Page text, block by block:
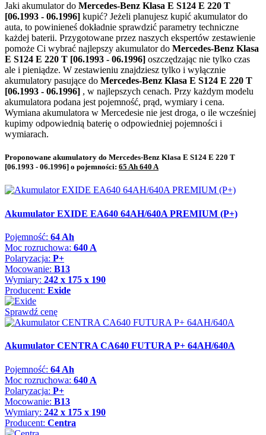
Jaki akumulator do Mercedes-Benz Klasa E S124 E 220 T
[06.1993 - 06.1996] kupić? Jeżeli planujesz kupić akumulator do
auta, to powinieneś dokładnie sprawdzić parametry techniczne
każdej baterii. Przygotowane przez naszych ekspertów zestawienie
pomoże Ci wybrać najlepszy akumulator do Mercedes-Benz Klasa
E S124 E 220 T [06.1993 - 06.1996] oszczędzając nie tylko czas
ale i pieniądze. W zestawieniu znajdziesz tylko i wyłącznie
akumulatory pasujące do Mercedes-Benz Klasa E S124 E 220 T
[06.1993 - 06.1996] , w najlepszych cenach. Przy każdym modelu
akumulatora podana jest pojemność, prąd, wymiary i cena.
Wymiana akumulatora w Mercedesie nie jest droga, o ile wcześniej
kupimy odpowiednią baterię o odpowiedniej pojemności i
wymiarach.
Proponowane akumulatory do Mercedes-Benz Klasa E S124 E 220 T
[06.1993 - 06.1996] o pojemności: 65 Ah 640 A
Akumulator EXIDE EA640 64AH/640A PREMIUM (P+)
Pojemność: 64 Ah
Moc rozruchowa: 640 A
Polaryzacja: P+
Mocowanie: B13
Wymiary: 242 x 175 x 190
Producent: Exide
Sprawdź cenę
Akumulator CENTRA CA640 FUTURA P+ 64AH/640A
Pojemność: 64 Ah
Moc rozruchowa: 640 A
Polaryzacja: P+
Mocowanie: B13
Wymiary: 242 x 175 x 190
Producent: Centra